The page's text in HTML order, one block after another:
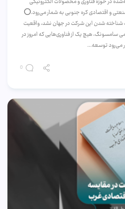
و اقتصادی کره جنوبی به شمار می‌رود.⭕️
شدن این شرکت در جهان نشد، واقعیت
هیچ یک از فناوری‌هایی که امروز در
می‌رود توسعه...
0